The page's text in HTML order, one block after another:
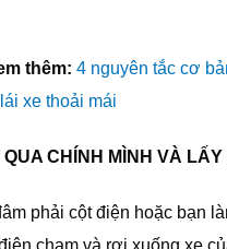
thêm: 4 nguyên tắc cơ
xe thoải mái
CHÍNH MÌNH VÀ LẤY
phải cột điện hoặc bạn
chạm và rơi xuống xe